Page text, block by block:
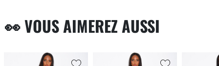
👀 VOUS AIMEREZ AUSSI